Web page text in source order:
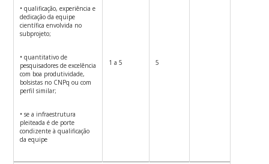
• qualificação, experiência e
dedicação da equipe
científica envolvida no
subprojeto;
• quantitativo de
pesquisadores de excelência
com boa produtividade,
bolsistas no CNPq ou com
perfil similar;
• se a infraestrutura
pleiteada é de porte
condizente à qualificação
da equipe
1 a 5 5